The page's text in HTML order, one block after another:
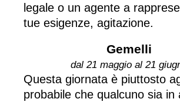
legale o un agente a
tue esigenze, agitazione.
Gemelli
dal 21 maggio al 21
Questa giornata è piuttosto
probabile che qualcuno sia in